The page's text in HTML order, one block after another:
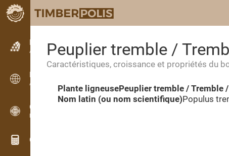
Petites annonces
Annonces texte
Petites annonces
Annonces internationales
OPTI-TIMB
Plans de débit
Calculateurs pour le bois
Peuplier tremble /
Caractéristiques, croissance et propriétés du
Plante ligneusePeuplier tremble / Tremble
Nom latin (ou nom scientifique)Populus